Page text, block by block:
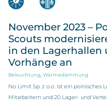
November 2023 –
Scouts
in den Lagerhallen
Vorhänge an
Beleuchtung, Wärmedämmung
No Limit Sp. z o.o. ist ein polnisches
Mitarbeitern und 20 Lager- und